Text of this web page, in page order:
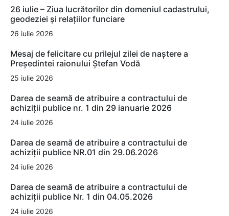
26 iulie – Ziua lucrătorilor din domeniul cadastrului,
geodeziei și relațiilor funciare
26 iulie 2026
Mesaj de felicitare cu prilejul zilei de naștere a
Președintei raionului Ștefan Vodă
25 iulie 2026
Darea de seamă de atribuire a contractului de
achiziții publice nr. 1 din 29 ianuarie 2026
24 iulie 2026
Darea de seamă de atribuire a contractului de
achiziții publice NR.01 din 29.06.2026
24 iulie 2026
Darea de seamă de atribuire a contractului de
achiziții publice Nr. 1 din 04.05.2026
24 iulie 2026